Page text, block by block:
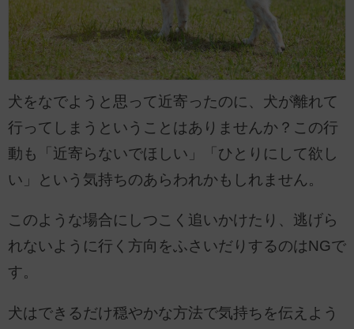
犬をなでようと思って近寄ったのに、犬が離れて
行ってしまうということはありませんか？この行
動も「近寄らないでほしい」「ひとりにして欲し
い」という気持ちのあらわれかもしれません。
このような場合にしつこく追いかけたり、逃げら
れないように行く方向をふさいだりするのはNGで
す。
犬はできるだけ穏やかな方法で気持ちを伝えよう